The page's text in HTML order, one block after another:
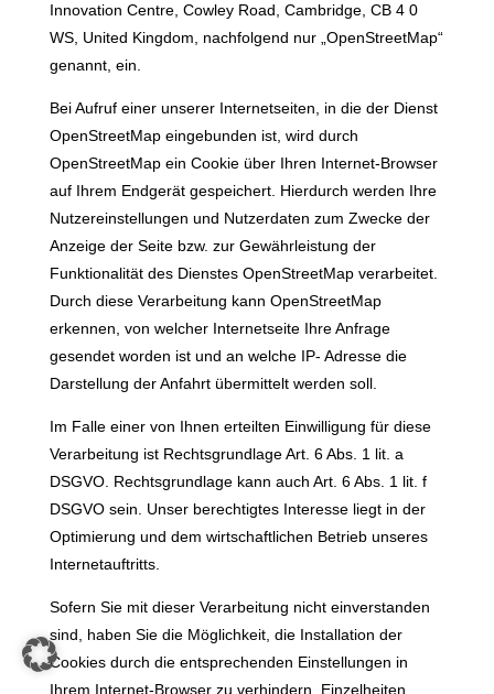
Innovation Centre, Cowley Road, Cambridge, CB 4 0
WS, United Kingdom, nachfolgend nur „OpenStreetMap“
genannt, ein.
Bei Aufruf einer unserer Internetseiten, in die der Dienst
OpenStreetMap eingebunden ist, wird durch
OpenStreetMap ein Cookie über Ihren Internet-Browser
auf Ihrem Endgerät gespeichert. Hierdurch werden Ihre
Nutzereinstellungen und Nutzerdaten zum Zwecke der
Anzeige der Seite bzw. zur Gewährleistung der
Funktionalität des Dienstes OpenStreetMap verarbeitet.
Durch diese Verarbeitung kann OpenStreetMap
erkennen, von welcher Internetseite Ihre Anfrage
gesendet worden ist und an welche IP- Adresse die
Darstellung der Anfahrt übermittelt werden soll.
Im Falle einer von Ihnen erteilten Einwilligung für diese
Verarbeitung ist Rechtsgrundlage Art. 6 Abs. 1 lit. a
DSGVO. Rechtsgrundlage kann auch Art. 6 Abs. 1 lit. f
DSGVO sein. Unser berechtigtes Interesse liegt in der
Optimierung und dem wirtschaftlichen Betrieb unseres
Internetauftritts.
Sofern Sie mit dieser Verarbeitung nicht einverstanden
sind, haben Sie die Möglichkeit, die Installation der
Cookies durch die entsprechenden Einstellungen in
Ihrem Internet-Browser zu verhindern. Einzelheiten